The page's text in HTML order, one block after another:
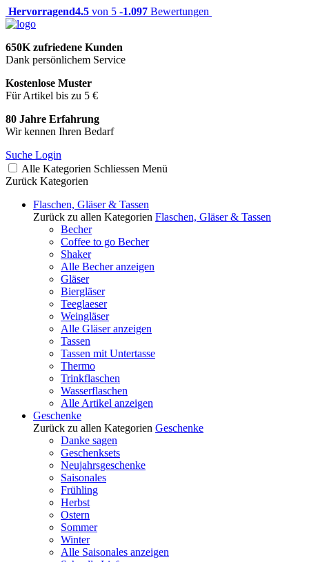
Hervorragend4.5 von 5 -1.097 Bewertungen
650K zufriedene Kunden
Dank persönlichem Service
Kostenlose Muster
Für Artikel bis zu 5 €
80 Jahre Erfahrung
Wir kennen Ihren Bedarf
Suche Login
Alle Kategorien Schliessen Menü
Zurück Kategorien
Flaschen, Gläser & Tassen
Zurück zu allen Kategorien Flaschen, Gläser & Tassen
Becher
Coffee to go Becher
Shaker
Alle Becher anzeigen
Gläser
Biergläser
Teeglaeser
Weingläser
Alle Gläser anzeigen
Tassen
Tassen mit Untertasse
Thermo
Trinkflaschen
Wasserflaschen
Alle Artikel anzeigen
Geschenke
Zurück zu allen Kategorien Geschenke
Danke sagen
Geschenksets
Neujahrsgeschenke
Saisonales
Frühling
Herbst
Ostern
Sommer
Winter
Alle Saisonales anzeigen